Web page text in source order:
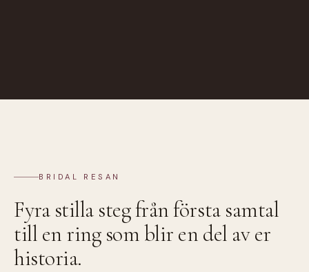
BRIDAL RESAN
Fyra stilla steg från första samtal
till en ring som blir en del av er
historia.